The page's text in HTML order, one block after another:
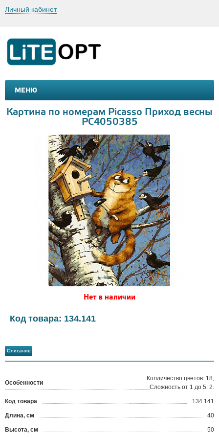
Личный кабинет
МЕНЮ
МАШИНКИ И МОТОЦИКЛЫ
Картина по номерам Picasso Приход весны
PC4050385
Нет в наличии
Код товара: 134.141
Описание
Особенности
Колличество цветов: 18;
Сложность от 1 до 5: 2.
Код товара 134.141
Длина, см 40
Высота, см 50